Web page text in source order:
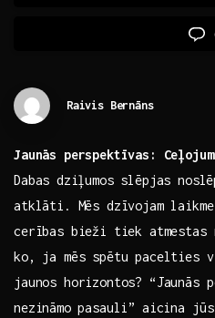
Raivis Bernāns
Jaunās perspektīvas:‌
Dabas⁢ dziļumos slēpjas⁤
atklāti. Mēs​ dzīvojam
cerības ‍bieži tiek atmestas
ko, ja mēs spētu pacelties
jaunos horizontos? “Jaunās
nezināmo⁤ pasauli” aicina